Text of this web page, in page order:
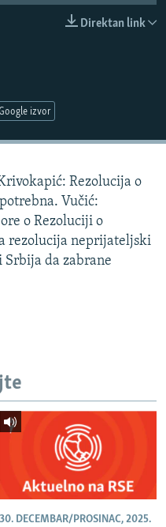
Direktan link
izvor
Rezolucija o
Vučić:
o Rezoluciji o
rezolucija neprijateljski
Srbija da zabrane
30. DECEMBAR/PROSINAC, 2025.